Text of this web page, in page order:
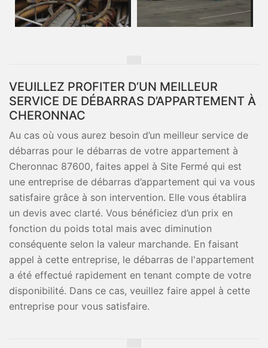
VEUILLEZ PROFITER D’UN MEILLEUR
SERVICE DE DÉBARRAS D’APPARTEMENT À
CHERONNAC
Au cas où vous aurez besoin d’un meilleur service de
débarras pour le débarras de votre appartement à
Cheronnac 87600, faites appel à Site Fermé qui est
une entreprise de débarras d’appartement qui va vous
satisfaire grâce à son intervention. Elle vous établira
un devis avec clarté. Vous bénéficiez d’un prix en
fonction du poids total mais avec diminution
conséquente selon la valeur marchande. En faisant
appel à cette entreprise, le débarras de l'appartement
a été effectué rapidement en tenant compte de votre
disponibilité. Dans ce cas, veuillez faire appel à cette
entreprise pour vous satisfaire.